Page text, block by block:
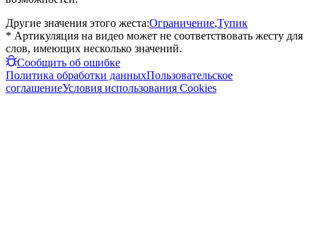
Другие значения этого жеста:Ограничение,Тупик
* Артикуляция на видео может не соответствовать жесту для
слов, имеющих несколько значений.
Сообщить об ошибке
Политика обработки данныхПользовательское
соглашениеУсловия использования Cookies